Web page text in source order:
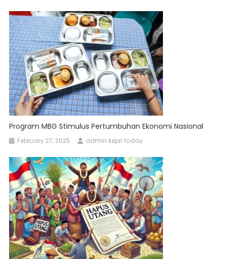
Program MBG Stimulus Pertumbuhan Ekonomi Nasional
February 27, 2025 admin kepri today